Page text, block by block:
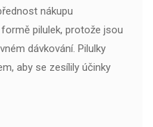
nákupu
pilulek, protože jsou
dávkování. Pilulky
aby se zesílily účinky